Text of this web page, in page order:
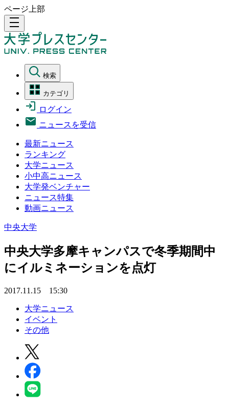
ページ上部
density_medium
検索
カテゴリ
ログイン
ニュースを受信
最新ニュース
ランキング
大学ニュース
小中高ニュース
大学発ベンチャー
ニュース特集
動画ニュース
中央大学
中央大学多摩キャンパスで冬季期間中
にイルミネーションを点灯
2017.11.15 15:30
大学ニュース
イベント
その他